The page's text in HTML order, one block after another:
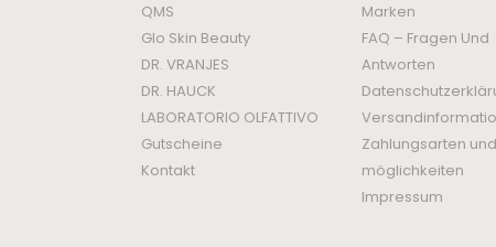
QMS
Glo Skin Beauty
DR. VRANJES
DR. HAUCK
LABORATORIO OLFATTIVO
Gutscheine
Kontakt
Marken
FAQ – Fragen Und
Antworten
Zahlungsarten
möglichkeiten
Impressum